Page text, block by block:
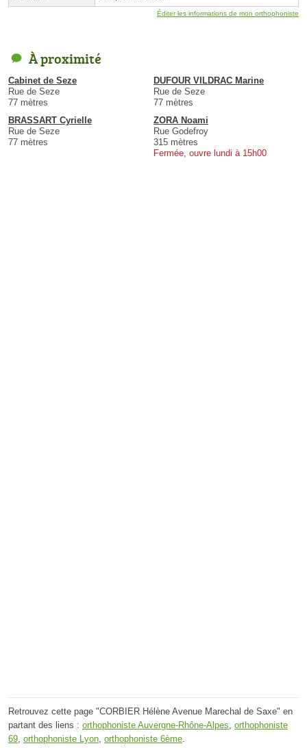
Éditer les informations de mon orthophoniste
À proximité
Cabinet de Seze
Rue de Seze
77 mètres
DUFOUR VILDRAC Marine
Rue de Seze
77 mètres
BRASSART Cyrielle
Rue de Seze
77 mètres
ZORA Noami
Rue Godefroy
315 mètres
Fermée, ouvre lundi à 15h00
Retrouvez cette page "CORBIER Hélène Avenue Marechal de Saxe" en
partant des liens : orthophoniste Auvergne-Rhône-Alpes, orthophoniste
69, orthophoniste Lyon, orthophoniste 6ème.